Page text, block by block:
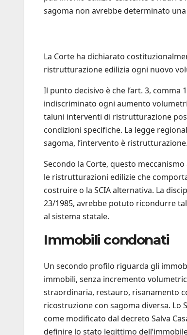
sagoma non avrebbe determinato
La Corte ha dichiarato
ristrutturazione edilizia ogni nuovo
Il punto decisivo è che l’art. 3, comma
indiscriminato ogni aumento
taluni interventi di ristrutturazione
condizioni specifiche. La legge
sagoma, l’intervento è ristrutturazione.
Secondo la Corte, questo
le ristrutturazioni edilizie che
costruire o la SCIA alternativa. La
23/1985, avrebbe potuto ricondurre
al sistema statale.
Immobili condonati
Un secondo profilo riguarda gli
immobili, senza incremento
straordinaria, restauro, risanamento
ricostruzione con sagoma diversa. Lo
come modificato dal decreto Salva
definire lo stato legittimo